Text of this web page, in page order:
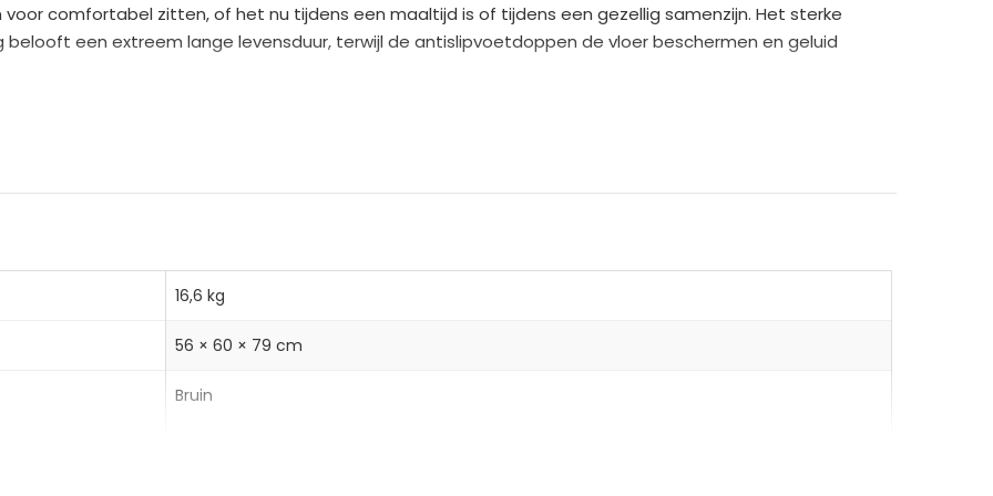
a
t
comfortabel zitten, of het nu tijdens een maaltijd is of tijdens een gezellig samenzijn. Het sterke
een extreem lange levensduur, terwijl de antislipvoetdoppen de vloer beschermen en geluid
een warme uitstraling
16,6 kg
56 × 60 × 79 cm
Bruin